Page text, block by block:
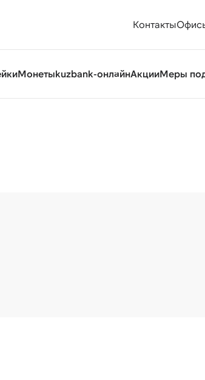
Контакты
Монетыkuzbank-онлайнАкцииМеры